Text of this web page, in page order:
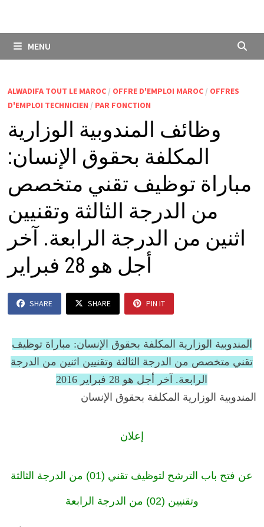
MENU
ALWADIFA TOUT LE MAROC/ OFFRE D'EMPLOI MAROC/ OFFRES
D'EMPLOI TECHNICIEN / PAR FONCTION
وظائف المندوبية الوزارية
المكلفة بحقوق الإنسان:
مباراة توظيف تقني متخصص
من الدرجة الثالثة وتقنيين
اثنين من الدرجة الرابعة. آخر
أجل هو 28 فبراير
SHARE SHARE PIN IT
المندوبية الوزارية المكلفة بحقوق الإنسان: مباراة توظيف
تقني متخصص من الدرجة الثالثة وتقنيين اثنين من الدرجة
الرابعة. آخر أجل هو 28 فبراير 2016
المندوبية الوزارية المكلفة بحقوق الإنسان
إعلان
عن فتح باب الترشح لتوظيف تقني (01) من الدرجة الثالثة
وتقنيين (02) من الدرجة الرابعة